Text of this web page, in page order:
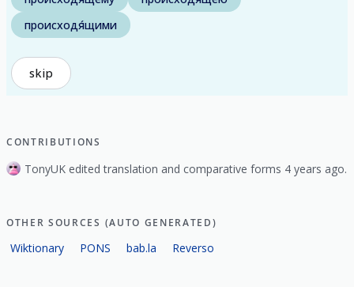
происходя́щими
skip
CONTRIBUTIONS
TonyUK edited translation and comparative forms 4 years ago.
OTHER SOURCES (AUTO GENERATED)
Wiktionary PONS bab.la Reverso